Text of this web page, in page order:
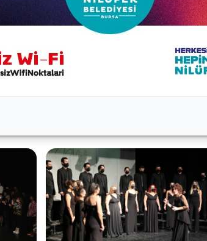
getirdi. 15 yıl gibi uzun yolculuğun elde
veren herkese yürekten teşekkür
verildi. Gecenin finalini ise Şef Zeynep
takdirleri topladı. 15. yıl etkinliği